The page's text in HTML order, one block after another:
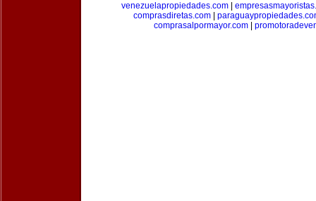
venezuelapropiedades.com|
comprasdiretas.com
comprasalpormayor.com|